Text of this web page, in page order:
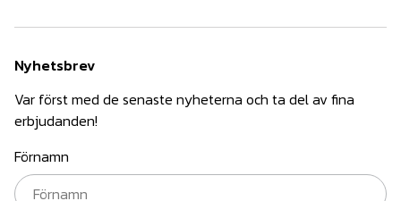
Nyhetsbrev
Var först med de senaste nyheterna och ta del av fina
erbjudanden!
Förnamn